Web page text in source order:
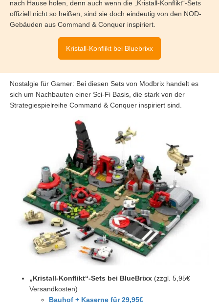
nach Hause holen, denn auch wenn die „Kristall-Konflikt“-Sets
offiziell nicht so heißen, sind sie doch eindeutig von den NOD-
Gebäuden aus Command & Conquer inspiriert.
Kristall-Konflikt bei Bluebrixx
Nostalgie für Gamer: Bei diesen Sets von Modbrix handelt es
sich um Nachbauten einer Sci-Fi Basis, die stark von der
Strategiespielreihe Command & Conquer inspiriert sind.
„Kristall-Konflikt“-Sets bei BlueBrixx (zzgl. 5,95€
Versandkosten)
Bauhof + Kaserne für 29,95€